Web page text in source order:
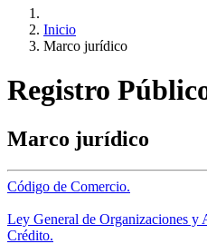
Inicio
Marco jurídico
Registro
Marco jurídico
Código de Comercio.
Ley General de Organizaciones y
Crédito.